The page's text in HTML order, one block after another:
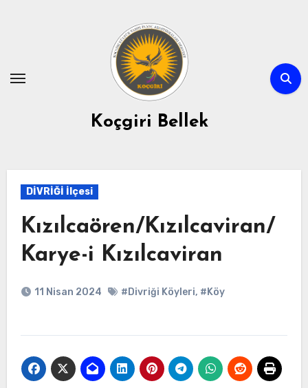
Koçgiri Bellek
DİVRİĞİ İlçesi
Kızılcaören/Kızılcaviran/
Karye-i Kızılcaviran
11 Nisan 2024 #Divriği Köyleri, #Köy